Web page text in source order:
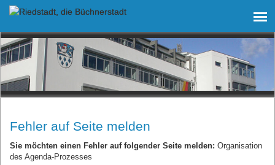
Fehler auf Seite melden
Sie möchten einen Fehler auf folgender Seite melden: Organisation
des Agenda-Prozesses